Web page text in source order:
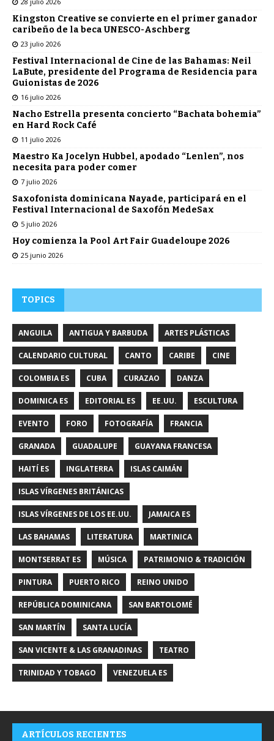
Kingston Creative se convierte en el primer ganador
caribeño de la beca UNESCO-Aschberg
23 julio 2026
Festival Internacional de Cine de las Bahamas: Neil
LaBute, presidente del Programa de Residencia para
Guionistas de 2026
16 julio 2026
Nacho Estrella presenta concierto “Bachata bohemia”
en Hard Rock Café
11 julio 2026
Maestro Ka Jocelyn Hubbel, apodado “Lenlen”, nos
necesita para poder comer
7 julio 2026
Saxofonista dominicana Nayade, participará en el
Festival Internacional de Saxofón MedeSax
5 julio 2026
Hoy comienza la Pool Art Fair Guadeloupe 2026
25 junio 2026
TOPICS
ANGUILA ANTIGUA Y BARBUDA ARTES PLÁSTICAS
CALENDARIO CULTURAL CANTO CARIBE CINE
COLOMBIA ES CUBA CURAZAO DANZA
DOMINICA ES EDITORIAL ES EE.UU. ESCULTURA
EVENTO FORO FOTOGRAFÍA FRANCIA
GRANADA GUADALUPE GUAYANA FRANCESA
HAITÍ ES INGLATERRA ISLAS CAIMÁN
ISLAS VÍRGENES BRITÁNICAS
ISLAS VÍRGENES DE LOS EE.UU. JAMAICA ES
LAS BAHAMAS LITERATURA MARTINICA
MONTSERRAT ES MÚSICA PATRIMONIO & TRADICIÓN
PINTURA PUERTO RICO REINO UNIDO
REPÚBLICA DOMINICANA SAN BARTOLOMÉ
SAN MARTÍN SANTA LUCÍA
SAN VICENTE & LAS GRANADINAS TEATRO
TRINIDAD Y TOBAGO VENEZUELA ES
ARTÍCULOS RECIENTES